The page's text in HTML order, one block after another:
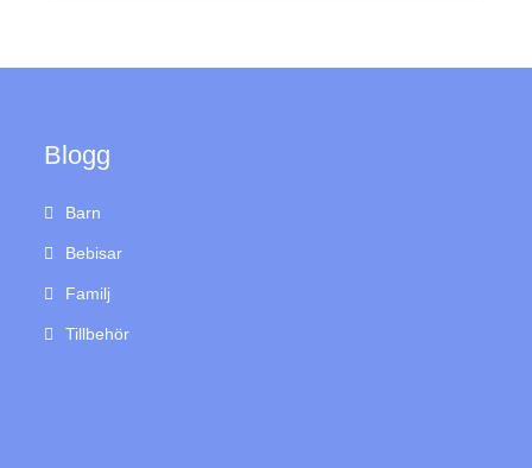
Blogg
Barn
Bebisar
Familj
Tillbehör